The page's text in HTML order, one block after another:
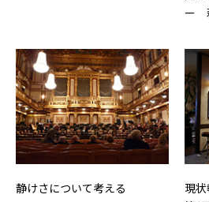
ー
静けさについて考える
現